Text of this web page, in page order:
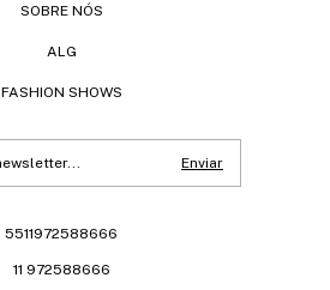
SOBRE NÓS
ALG
FASHION SHOWS
5511972588666
11 972588666